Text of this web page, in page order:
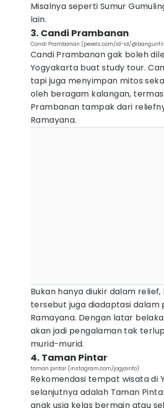
Misalnya seperti Sumur
lain.
3. Candi Prambanan
Candi Prambanan (pexels.com/id-id/
Candi Prambanan gak boleh
Yogyakarta buat study tour.
tapi juga menyimpan mitos
oleh beragam kalangan,
Prambanan tampak dari
Ramayana.
Bukan hanya diukir dalam
tersebut juga diadaptasi
Ramayana. Dengan latar
akan jadi pengalaman tak
murid-murid.
4. Taman Pintar
taman pintar (instagram.com/jogjainfo)
Rekomendasi tempat wisata di
selanjutnya adalah Taman
anak usia kelas bermain atau